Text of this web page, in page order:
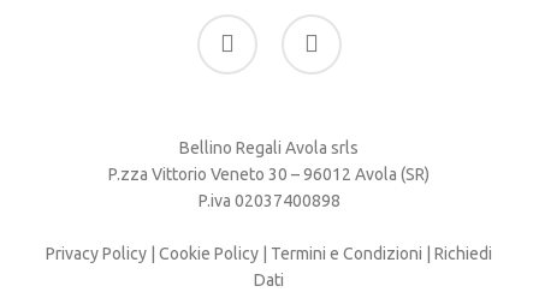
phone email
Bellino Regali Avola srls
P.zza Vittorio Veneto 30 – 96012 Avola (SR)
P.iva 02037400898
Privacy Policy |Cookie Policy Termini e Condizioni |Richiedi
Dati